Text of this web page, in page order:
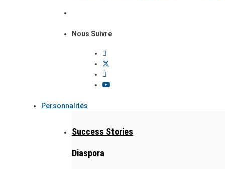
Nous Suivre
Personnalités
Success Stories
Diaspora